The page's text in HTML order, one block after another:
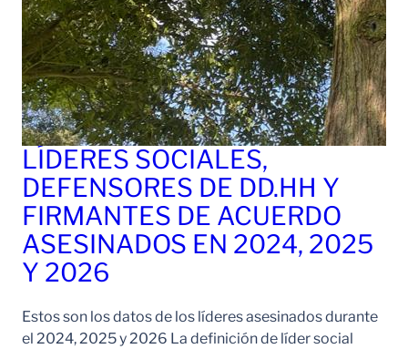
LÍDERES SOCIALES,
DEFENSORES DE DD.HH Y
FIRMANTES DE ACUERDO
ASESINADOS EN 2024, 2025
Y 2026
Estos son los datos de los líderes asesinados durante
el 2024, 2025 y 2026 La definición de líder social